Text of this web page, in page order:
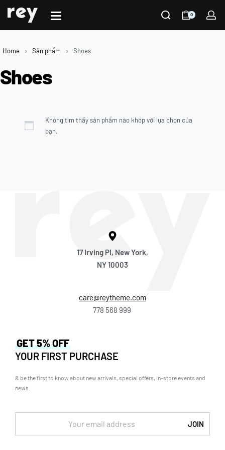
0
Home › Sản phẩm › Shoes
Shoes
Không tìm thấy sản phẩm nào khớp với lựa chọn của
bạn.
17 Irving Pl, New York,
NY 10003
care@reytheme.com
778 568 999
GET 5% OFF
YOUR FIRST PURCHASE
& be the first to know about new arrivals, special offers, in-store events and
news.